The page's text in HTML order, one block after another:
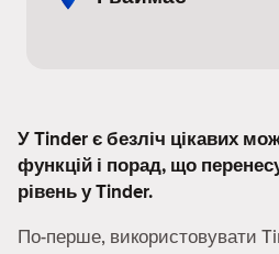
У Tinder є безліч цікавих
функцій і порад, що
рівень у Tinder.
По-перше, використовувати